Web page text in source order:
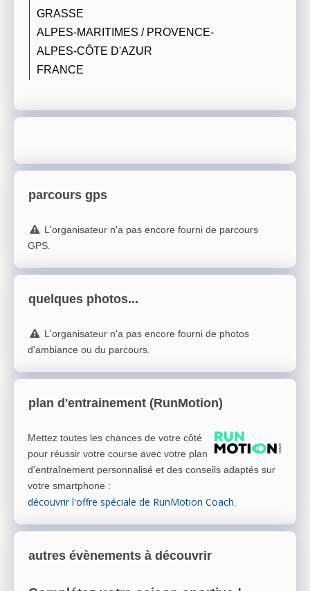
GRASSE
ALPES-MARITIMES / PROVENCE-
ALPES-CÔTE D'AZUR
FRANCE
parcours gps
L'organisateur n'a pas encore fourni de parcours
GPS.
quelques photos...
L'organisateur n'a pas encore fourni de photos
d'ambiance ou du parcours.
plan d'entrainement (RunMotion)
Mettez toutes les chances de votre côté
pour réussir votre course avec votre plan
d'entraînement personnalisé et des conseils adaptés sur
votre smartphone :
découvrir l'offre spéciale de RunMotion Coach.
autres évènements à découvrir